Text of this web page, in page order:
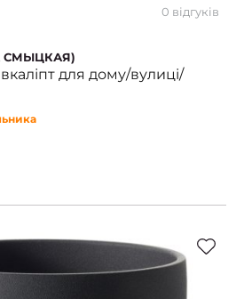
0 відгуків
СМЫЦКАЯ)
для дому/вулиці/